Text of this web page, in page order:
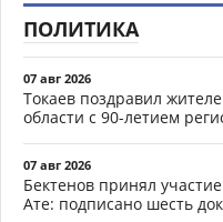
ПОЛИТИКА
07 авг 2026
Токаев поздравил
области с 90-летием
07 авг 2026
Бектенов принял
Ате: подписано шесть